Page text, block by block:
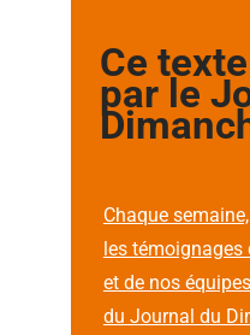
Ce
par le
Chaque
les
et de nos
du Journal du